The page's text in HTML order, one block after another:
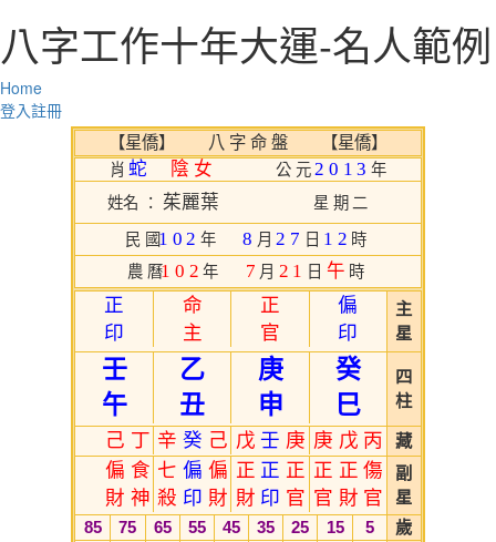
八字工作十年大運-名人範例
Home
登入註冊
【星僑】 八 字 命 盤 【星僑】
肖 蛇 陰女 公元 2013 年
姓名 ： 茱麗葉 星期二
民國102 年 8 月 27 日 12 時
農曆102年 7 月 21 日 午 時
主
星
偏
印
正
官
命
主
正
印
四
柱
癸
巳
庚
申
乙
丑
壬
午
藏
丙
戊
庚
庚
壬
戊
己
癸
辛
丁
己
副
星
傷
官
正
財
正
官
正
官
正
印
正
財
偏
財
偏
印
七
殺
食
神
偏
財
歲
5
15
25
35
45
55
65
75
85